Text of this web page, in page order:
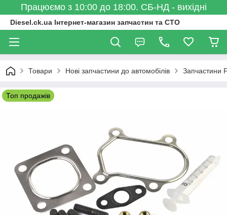
Працюємо з 10:00 до 18:00. СБ-НД - вихідні
Diesel.ck.ua Інтернет-магазин запчастин та СТО
Товари Нові запчастини до автомобілів Запчастини
Топ продажів